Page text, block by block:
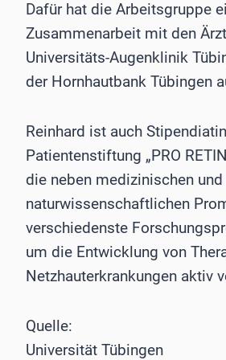
Dafür hat die Arbeitsgruppe
Zusammenarbeit mit den
Universitäts-Augenklinik
der Hornhautbank Tübingen
Reinhard ist auch
Patientenstiftung „PRO
die neben medizinischen und
naturwissenschaftlichen
verschiedenste
um die Entwicklung von
Netzhauterkrankungen aktiv
Quelle:
Universität Tübingen